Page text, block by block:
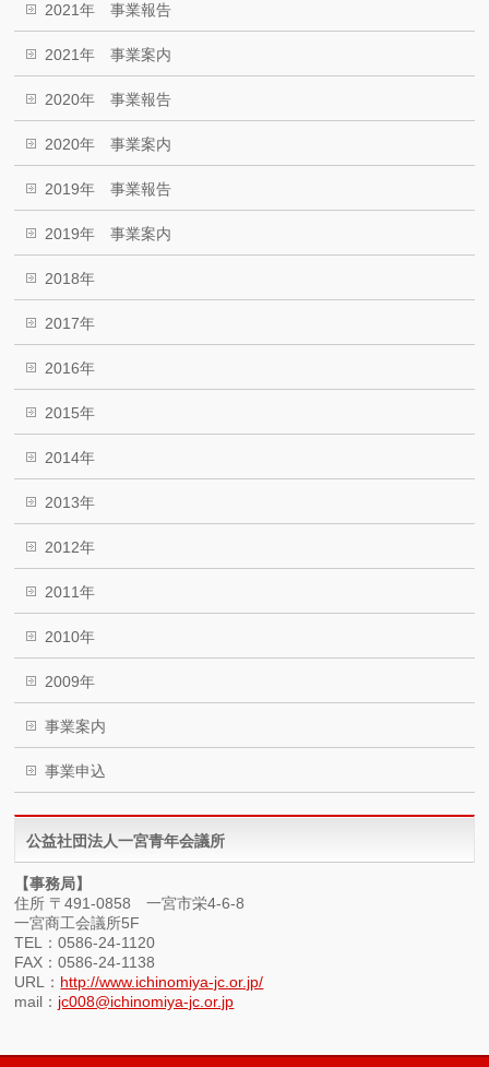
2021年 事業報告
2021年 事業案内
2020年 事業報告
2020年 事業案内
2019年 事業報告
2019年 事業案内
2018年
2017年
2016年
2015年
2014年
2013年
2012年
2011年
2010年
2009年
事業案内
事業申込
公益社団法人一宮青年会議所
【事務局】
住所 〒491-0858 一宮市栄4-6-8
一宮商工会議所5F
TEL：0586-24-1120
FAX：0586-24-1138
URL： http://www.ichinomiya-jc.or.jp/
mail： jc008@ichinomiya-jc.or.jp